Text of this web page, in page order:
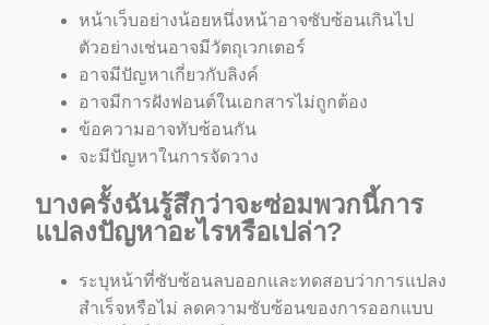
หน้าเว็บอย่างน้อยหนึ่งหน้าอาจซับซ้อนเกินไป
ตัวอย่างเช่นอาจมีวัตถุเวกเตอร์
อาจมีปัญหาเกี่ยวกับลิงค์
อาจมีการฝังฟอนต์ในเอกสารไม่ถูกต้อง
ข้อความอาจทับซ้อนกัน
จะมีปัญหาในการจัดวาง
บางครั้งฉันรู้สึกว่าจะซ่อมพวกนี้การ
แปลงปัญหาอะไรหรือเปล่า?
ระบุหน้าที่ซับซ้อนลบออกและทดสอบว่าการแปลง
สำเร็จหรือไม่ ลดความซับซ้อนของการออกแบบ